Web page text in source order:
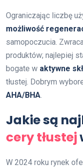
Ograniczając liczbę
możliwość
samopoczucia.
produktów; najlepiej
bogate w aktywne
tłustej. Dobrym
AHA/BHA.
Jakie są
cery tłustej
W 2024 roku rynek